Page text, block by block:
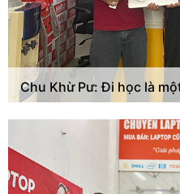
Chu Khừ Pư: Đi học là